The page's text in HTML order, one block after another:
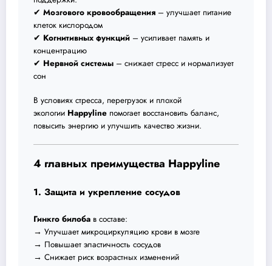
✔ Мозгового кровообращения – улучшает питание
клеток кислородом
✔ Когнитивных функций – усиливает память и
концентрацию
✔ Нервной системы – снижает стресс и нормализует
сон
В условиях стресса, перегрузок и плохой
экологии Happyline помогает восстановить баланс,
повысить энергию и улучшить качество жизни.
4 главных преимущества Happyline
1. Защита и укрепление сосудов
Гинкго билоба в составе:
→ Улучшает микроциркуляцию крови в мозге
→ Повышает эластичность сосудов
→ Снижает риск возрастных изменений